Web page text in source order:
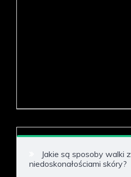
Jakie są sposoby walki z
niedoskonałościami skóry?